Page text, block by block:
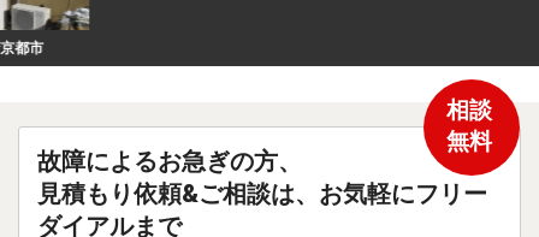
故障によるお急ぎの方、
見積もり依頼&ご相談は、お気軽にフリー
ダイアルまで
相談
無料